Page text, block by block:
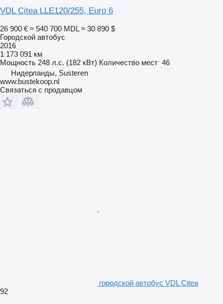
VDL Citea LLE120/255, Euro 6
26 900 € ≈ 540 700 MDL ≈ 30 890 $
Городской автобус
2016
1 173 091 км
Мощность 248 л.с. (182 кВт) Количество мест 46
Нидерланды, Susteren
www.bustekoop.nl
Связаться с продавцом
городской автобус VDL Citea
92